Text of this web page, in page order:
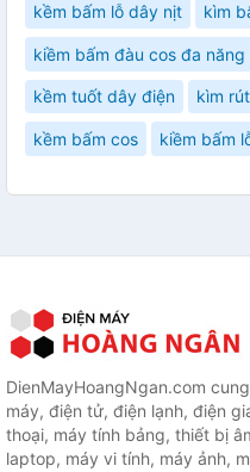
kềm bấm lỗ dây nịt kìm
kiềm bấm đàu cos đa năng
kềm tuốt dây điện kìm
kềm bấm cos kiềm bấm
DienMayHoangNgan.com
máy, điện tử, điện lạnh, điện
thoại, máy tính bảng, thiết bị
laptop, máy vi tính, máy ảnh,